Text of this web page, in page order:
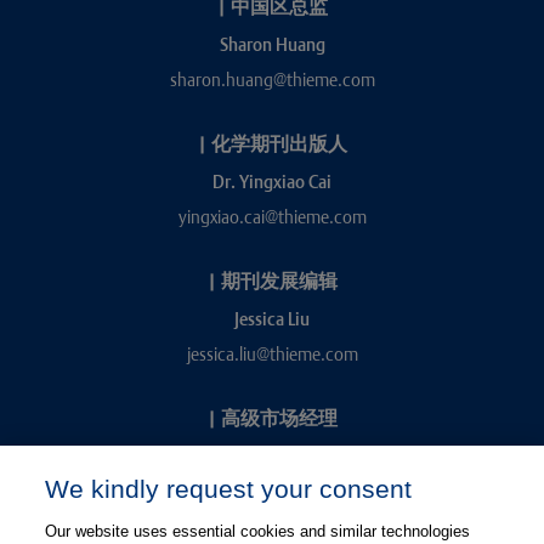
中国区总监
Sharon Huang
sharon.huang@thieme.com
| 化学期刊出版人
Dr. Yingxiao Cai
yingxiao.cai@thieme.com
| 期刊发展编辑
Jessica Liu
jessica.liu@thieme.com
| 高级市场经理
kevin.chang@thieme.com
We kindly request your consent
Our website uses essential cookies and similar technologies